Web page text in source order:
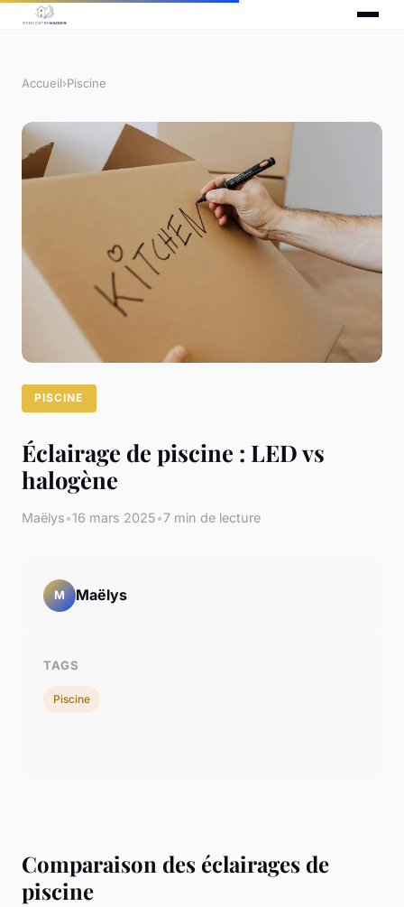
Accueil›Piscine
PISCINE
Éclairage de piscine : LED vs
halogène
Maëlys•16 mars 2025•7 min de lecture
Comparaison des éclairages de
piscine
M Maëlys
TAGS
Piscine